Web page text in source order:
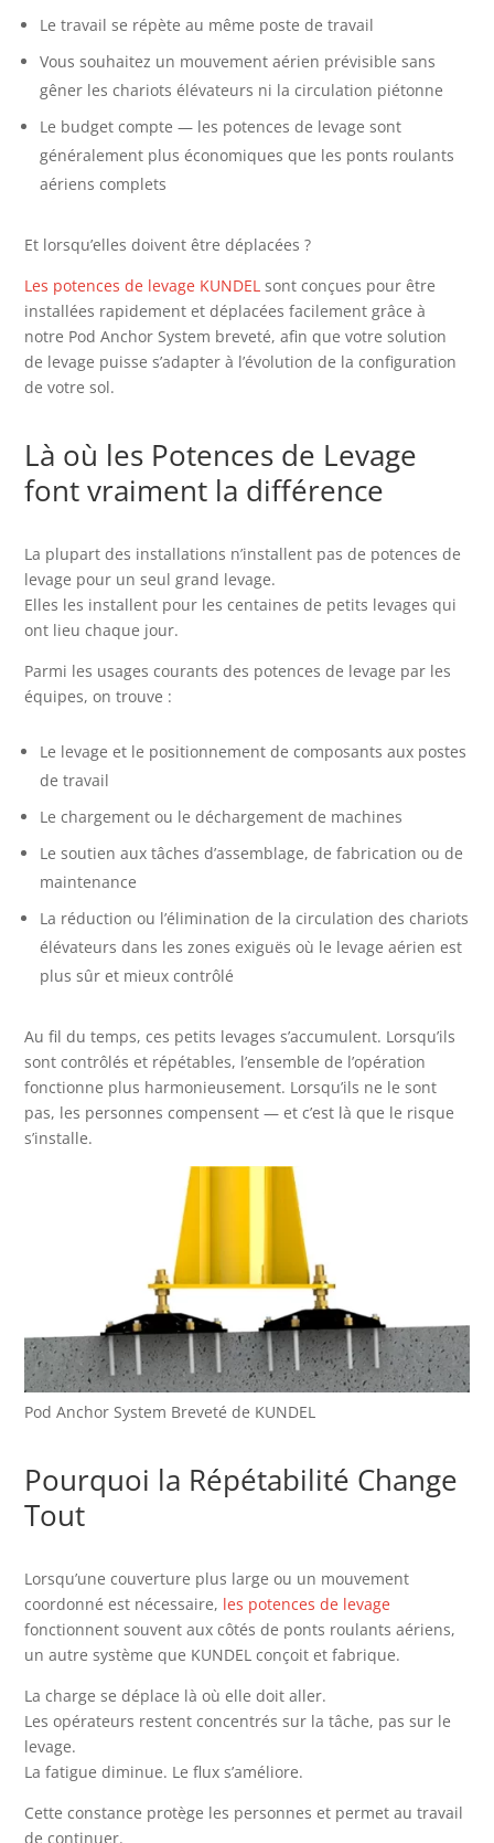
Le travail se répète au même poste de travail
Vous souhaitez un mouvement aérien prévisible sans
gêner les chariots élévateurs ni la circulation piétonne
Le budget compte — les potences de levage sont
généralement plus économiques que les ponts roulants
aériens complets
Et lorsqu’elles doivent être déplacées ?
Les potences de levage KUNDEL sont conçues pour être
installées rapidement et déplacées facilement grâce à
notre Pod Anchor System breveté, afin que votre solution
de levage puisse s’adapter à l’évolution de la configuration
de votre sol.
Là où les Potences de Levage
font vraiment la différence
La plupart des installations n’installent pas de potences de
levage pour un seul grand levage.
Elles les installent pour les centaines de petits levages qui
ont lieu chaque jour.
Parmi les usages courants des potences de levage par les
équipes, on trouve :
Le levage et le positionnement de composants aux postes
de travail
Le chargement ou le déchargement de machines
Le soutien aux tâches d’assemblage, de fabrication ou de
maintenance
La réduction ou l’élimination de la circulation des chariots
élévateurs dans les zones exiguës où le levage aérien est
plus sûr et mieux contrôlé
Au fil du temps, ces petits levages s’accumulent. Lorsqu’ils
sont contrôlés et répétables, l’ensemble de l’opération
fonctionne plus harmonieusement. Lorsqu’ils ne le sont
pas, les personnes compensent — et c’est là que le risque
s’installe.
Pod Anchor System Breveté de KUNDEL
Pourquoi la Répétabilité Change
Tout
Lorsqu’une couverture plus large ou un mouvement
coordonné est nécessaire, les potences de levage
fonctionnent souvent aux côtés de ponts roulants aériens,
un autre système que KUNDEL conçoit et fabrique.
La charge se déplace là où elle doit aller.
Les opérateurs restent concentrés sur la tâche, pas sur le
levage.
La fatigue diminue. Le flux s’améliore.
Cette constance protège les personnes et permet au travail
de continuer.